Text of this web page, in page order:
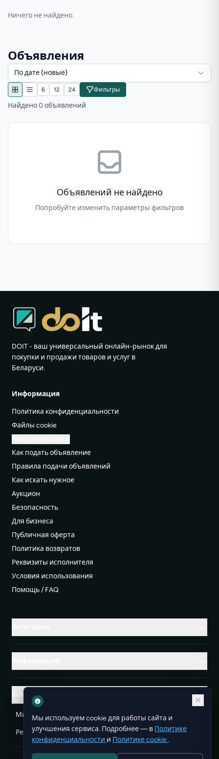
Ничего не найдено.
Объявления
По дате (новые)
6 12 24 Фильтры
Найдено 0 объявлений
Объявлений не найдено
Попробуйте изменить параметры фильтров
DOIT - ваш универсальный онлайн-рынок для
покупки и продажи товаров и услуг в
Беларуси.
Информация
Политика конфиденциальности
Файлы cookie
Как подать объявление
Правила подачи объявлений
Как искать нужное
Аукцион
Безопасность
Для бизнеса
Публичная оферта
Политика возвратов
Реквизиты исполнителя
Условия использования
Помощь / FAQ
Контакты
Михаленко Руслан Леонидович, УНП ЕА3732804
Республика Беларусь info@doit.by
Мы используем cookie для работы сайта и
улучшения сервиса. Подробнее — в Политике
конфиденциальности и Политике cookie.